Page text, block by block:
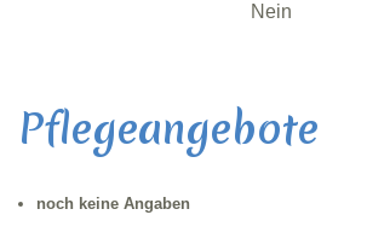
Nein
Pflegeangebote
noch keine Angaben